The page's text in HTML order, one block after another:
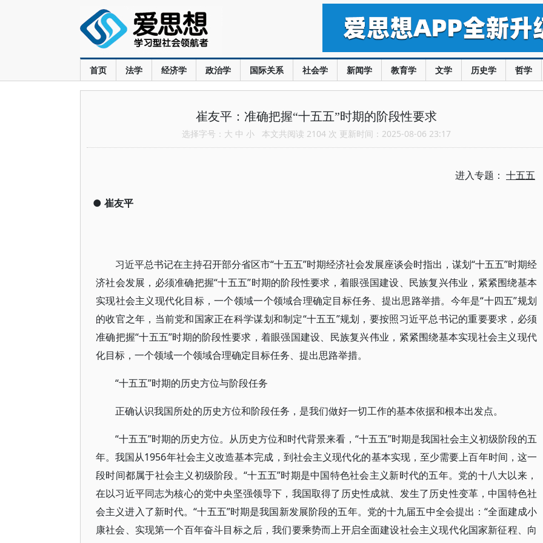
首页 法学 经济学 政治学 国际关系 社会学 新闻学 教育学 文学 历史学 哲学
崔友平：准确把握“十五五”时期的阶段性要求
选择字号： 大 中 小 本文共阅读 2104 次 更新时间：2025-08-06 23:17
进入专题： 十五五
● 崔友平
习近平总书记在主持召开部分省区市“十五五”时期经济社会发展座谈会时指出，谋划“十五五”时期经
济社会发展，必须准确把握“十五五”时期的阶段性要求，着眼强国建设、民族复兴伟业，紧紧围绕基本
实现社会主义现代化目标，一个领域一个领域合理确定目标任务、提出思路举措。今年是“十四五”规划
的收官之年，当前党和国家正在科学谋划和制定“十五五”规划，要按照习近平总书记的重要要求，必须
准确把握“十五五”时期的阶段性要求，着眼强国建设、民族复兴伟业，紧紧围绕基本实现社会主义现代
化目标，一个领域一个领域合理确定目标任务、提出思路举措。
“十五五”时期的历史方位与阶段任务
正确认识我国所处的历史方位和阶段任务，是我们做好一切工作的基本依据和根本出发点。
“十五五”时期的历史方位。从历史方位和时代背景来看，“十五五”时期是我国社会主义初级阶段的五
年。我国从1956年社会主义改造基本完成，到社会主义现代化的基本实现，至少需要上百年时间，这一
段时间都属于社会主义初级阶段。“十五五”时期是中国特色社会主义新时代的五年。党的十八大以来，
在以习近平同志为核心的党中央坚强领导下，我国取得了历史性成就、发生了历史性变革，中国特色社
会主义进入了新时代。“十五五”时期是我国新发展阶段的五年。党的十九届五中全会提出：“全面建成小
康社会、实现第一个百年奋斗目标之后，我们要乘势而上开启全面建设社会主义现代化国家新征程、向